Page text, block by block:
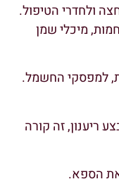
ולחדרי הטיפול.
מיכלי שמן
למפסקי החשמל.
ריענון, זה קורה
את הספא.